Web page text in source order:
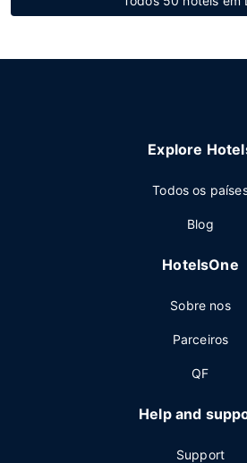
Explore
Todos os
Blog
HotelsOne
Sobre nos
Parceiros
QF
Help and
Support